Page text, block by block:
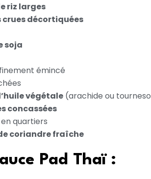
riz larges
crues décortiquées
soja
finement émincé
végétale (arachide ou
concassées
quartiers
coriandre fraîche
Pad Thaï :